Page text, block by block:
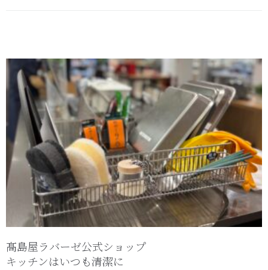
髙島屋ラバーゼ公式ショップ
キッチンはいつも清潔に